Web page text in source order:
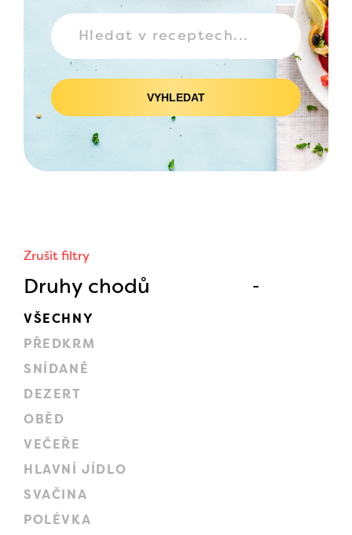
VYHLEDAT
Zrušit filtry
Druhy chodů
VŠECHNY
PŘEDKRM
SNÍDANĚ
DEZERT
OBĚD
VEČEŘE
HLAVNÍ JÍDLO
SVAČINA
POLÉVKA